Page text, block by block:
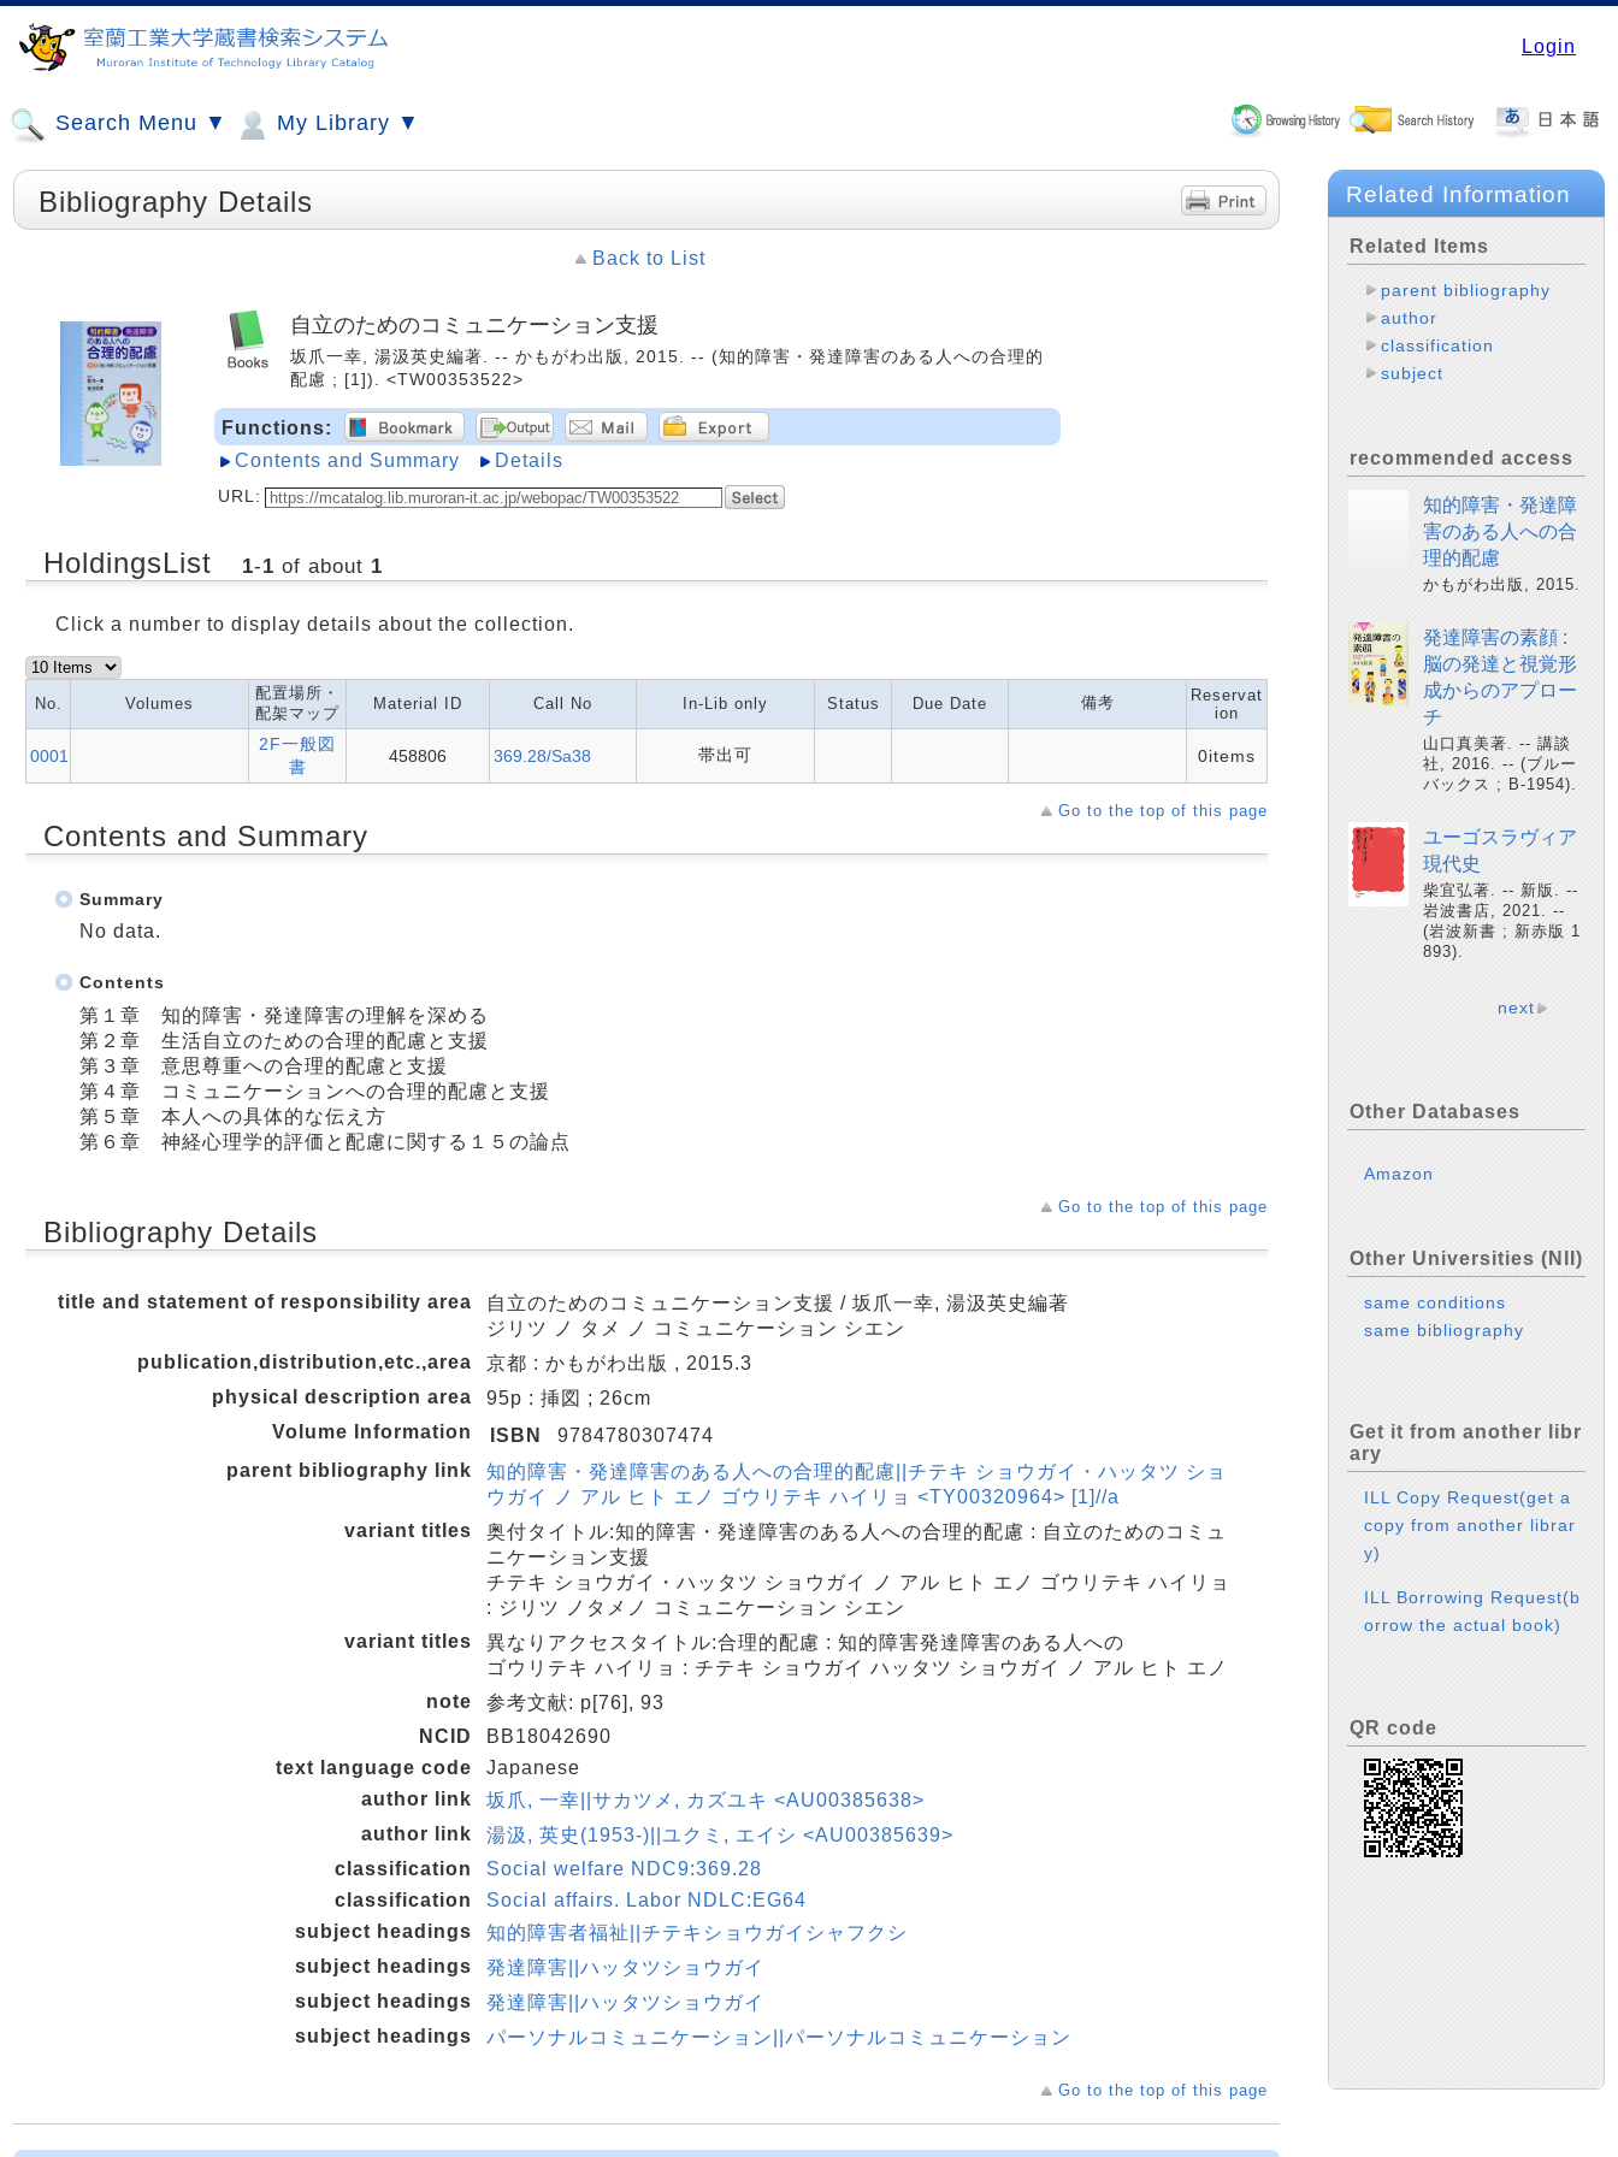
Login
Search Menu ▼ My Library ▼
Bibliography Details
Back to List
自立のためのコミュニケーション支援
坂爪一幸, 湯汲英史編著. -- かもがわ出版, 2015. -- (知的障害・発達障害のある人への合理的
配慮 ; [1]). <TW00353522>
Functions:
Contents and Summary
Details
URL:
HoldingsList 1-1 of about 1
Click a number to display details about the collection.
No. Volumes
配置場所・
配架マップ
Material ID Call No In-Lib only Status Due Date 備考
Reservat
ion
0001
2F一般図
書
458806 369.28/Sa38 帯出可 0items
Go to the top of this page
Contents and Summary
Summary
No data.
Contents
第１章 知的障害・発達障害の理解を深める
第２章 生活自立のための合理的配慮と支援
第３章 意思尊重への合理的配慮と支援
第４章 コミュニケーションへの合理的配慮と支援
第５章 本人への具体的な伝え方
第６章 神経心理学的評価と配慮に関する１５の論点
Go to the top of this page
Bibliography Details
title and statement of responsibility area
自立のためのコミュニケーション支援 / 坂爪一幸, 湯汲英史編著
ジリツ ノ タメ ノ コミュニケーション シエン
publication,distribution,etc.,area
京都 : かもがわ出版 , 2015.3
physical description area
95p : 挿図 ; 26cm
Volume Information
ISBN
9784780307474
parent bibliography link
知的障害・発達障害のある人への合理的配慮||チテキ ショウガイ・ハッタツ ショ
ウガイ ノ アル ヒト エノ ゴウリテキ ハイリョ <TY00320964> [1]//a
variant titles
奥付タイトル:知的障害・発達障害のある人への合理的配慮 : 自立のためのコミュ
ニケーション支援
チテキ ショウガイ・ハッタツ ショウガイ ノ アル ヒト エノ ゴウリテキ ハイリョ
: ジリツ ノタメノ コミュニケーション シエン
variant titles
異なりアクセスタイトル:合理的配慮 : 知的障害発達障害のある人への
ゴウリテキ ハイリョ : チテキ ショウガイ ハッタツ ショウガイ ノ アル ヒト エノ
note
参考文献: p[76], 93
NCID
BB18042690
text language code
Japanese
author link
坂爪, 一幸||サカツメ, カズユキ <AU00385638>
author link
湯汲, 英史(1953-)||ユクミ, エイシ <AU00385639>
classification
Social welfare NDC9:369.28
classification
Social affairs. Labor NDLC:EG64
subject headings
知的障害者福祉||チテキショウガイシャフクシ
subject headings
発達障害||ハッタツショウガイ
subject headings
発達障害||ハッタツショウガイ
subject headings
パーソナルコミュニケーション||パーソナルコミュニケーション
Go to the top of this page
Related Information
Related Items
parent bibliography
author
classification
subject
recommended access
知的障害・発達障
害のある人への合
理的配慮
かもがわ出版, 2015.
発達障害の素顔 :
脳の発達と視覚形
成からのアプロー
チ
山口真美著. -- 講談
社, 2016. -- (ブルー
バックス ; B-1954).
ユーゴスラヴィア
現代史
柴宜弘著. -- 新版. --
岩波書店, 2021. --
(岩波新書 ; 新赤版 1
893).
next
Other Databases
Amazon
Other Universities (NII)
same conditions
same bibliography
Get it from another libr
ary
ILL Copy Request(get a
copy from another librar
y)
ILL Borrowing Request(b
orrow the actual book)
QR code